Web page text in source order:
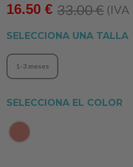
33.00€
16.50 € (IVA
SELECCIONA UNA TALLA
1-3 meses
SELECCIONA EL COLOR